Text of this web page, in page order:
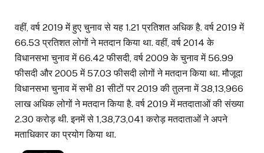
वहीं, वर्ष 2019 में हुए चुनाव से यह 1.21 प्रतिशत अधिक है. वर्ष 2019 में
66.53 प्रतिशत लोगों ने मतदान किया था. वहीं, वर्ष 2014 के
विधानसभा चुनाव में 66.42 फीसदी, वर्ष 2009 के चुनाव में 56.99
फीसदी और 2005 में 57.03 फीसदी लोगों ने मतदान किया था. मौजूदा
विधानसभा चुनाव में सभी 81 सीटों पर 2019 की तुलना में 38,13,966
लाख अधिक लोगों ने मतदान किया है. वर्ष 2019 में मतदाताओं की संख्या
2.30 करोड़ थी. इनमें से 1,38,73,041 करोड़ मतदाताओं ने अपने
मताधिकार का प्रयोग किया था.